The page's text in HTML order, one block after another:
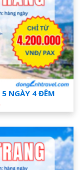
5 NGÀY 4 ĐÊM